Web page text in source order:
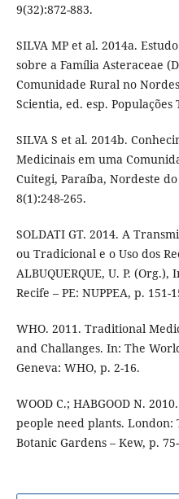
9(32):872-883.
SILVA MP et al. 2014a.
sobre a Família Asteraceae
Comunidade Rural no
Scientia, ed. esp. Populações
SILVA S et al. 2014b.
Medicinais em uma
Cuitegi, Paraíba, Nordeste
8(1):248-265.
SOLDATI GT. 2014. A
ou Tradicional e o Uso dos
ALBUQUERQUE, U. P.
Recife – PE: NUPPEA, p. 151-
WHO. 2011. Traditional
and Challanges. In: The
Geneva: WHO, p. 2-16.
WOOD C.; HABGOOD N.
people need plants. London:
Botanic Gardens – Kew, p.